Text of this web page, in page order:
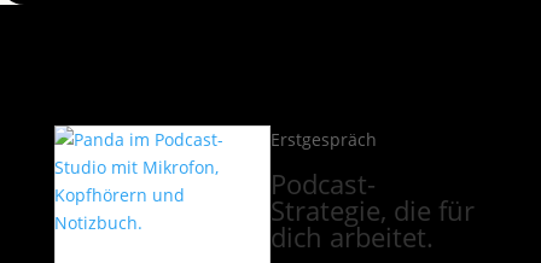
Erstgespräch
Podcast-
Strategie, die für
dich arbeitet.